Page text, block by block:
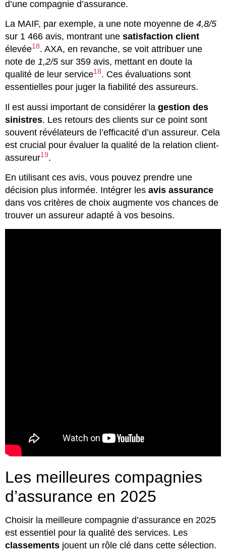
d’une compagnie d’assurance.
La MAIF, par exemple, a une note moyenne de 4,8/5
sur 1 466 avis, montrant une satisfaction client
élevée18. AXA, en revanche, se voit attribuer une
note de 1,2/5 sur 359 avis, mettant en doute la
qualité de leur service18. Ces évaluations sont
essentielles pour juger la fiabilité des assureurs.
Il est aussi important de considérer la gestion des
sinistres. Les retours des clients sur ce point sont
souvent révélateurs de l’efficacité d’un assureur. Cela
est crucial pour évaluer la qualité de la relation client-
assureur19.
En utilisant ces avis, vous pouvez prendre une
décision plus informée. Intégrer les avis assurance
dans vos critères de choix augmente vos chances de
trouver un assureur adapté à vos besoins.
Les meilleures compagnies
d’assurance en 2025
Choisir la meilleure compagnie d’assurance en 2025
est essentiel pour la qualité des services. Les
classements jouent un rôle clé dans cette sélection.